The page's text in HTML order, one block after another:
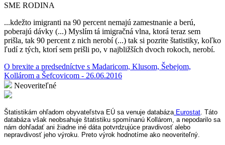
SME RODINA
...kdežto imigranti na 90 percent nemajú zamestnanie a berú,
poberajú dávky (...) Myslím tá imigračná vlna, ktorá teraz sem
prišla, tak 90 percent z nich nerobí (...) tak si pozrite štatistiky, koľko
ľudí z tých, ktorí sem prišli po, v najbližších dvoch rokoch, nerobí.
O brexite a predsedníctve s Madaricom, Klusom, Šebejom,
Kollárom a Šefcovicom - 26.06.2016
Neoveriteľné
Štatistikám ohľadom obyvateľstva EÚ sa venuje databáza Eurostat . Táto
databáza však neobsahuje štatistiku spomínanú Kollárom, a nepodarilo sa
nám dohľadať ani žiadne iné dáta potvrdzujúce pravdivosť alebo
nepravdivosť jeho výroku. Preto výrok hodnotíme ako neoveriteľný.